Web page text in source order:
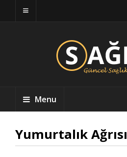
Menu
Yumurtalık Ağrısı